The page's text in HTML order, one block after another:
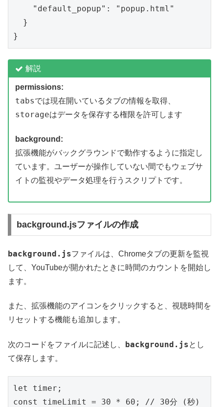
    "default_popup": "popup.html"
  }
解説
permissions:
tabsでは現在開いているタブの情報を取得、
storageはデータを保存する権限を許可します
background:
拡張機能がバックグラウンドで動作するように指定し
ています。ユーザーが操作していない間でもウェブサ
イトの監視やデータ処理を行うスクリプトです。
background.jsファイルの作成
background.jsファイルは、Chromeタブの更新を監視
して、YouTubeが開かれたときに時間のカウントを開始し
ます。
また、拡張機能のアイコンをクリックすると、視聴時間を
リセットする機能も追加します。
次のコードをファイルに記述し、 background.jsとし
て保存します。
let timer;
const timeLimit = 30 * 60; // 30分 (秒)